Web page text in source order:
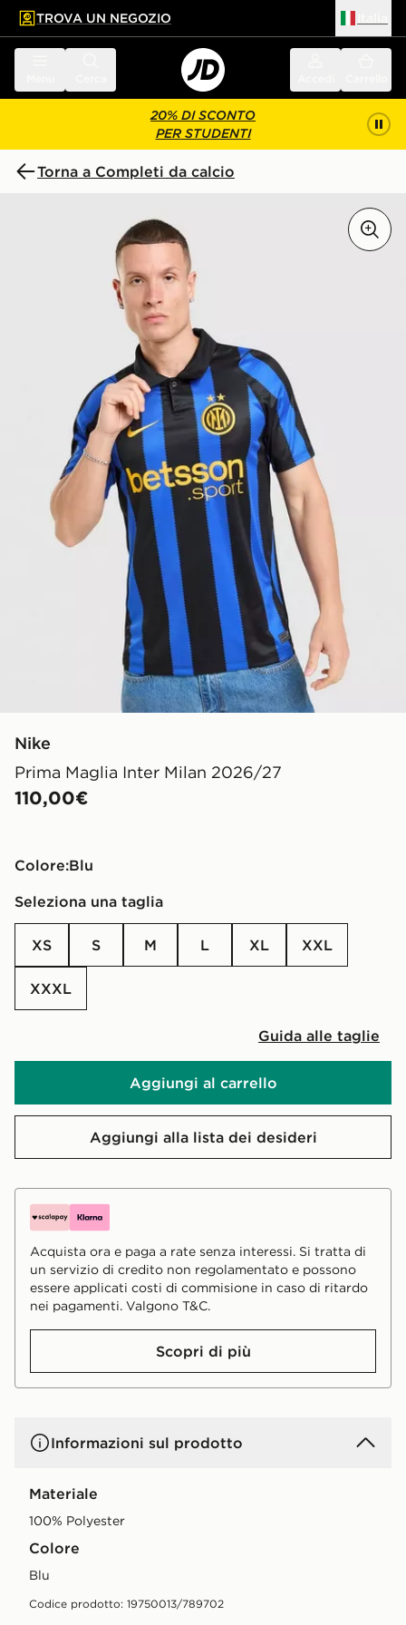
principale
a fondo pagina
TROVA UN NEGOZIO
20% DI SCONTO
PER STUDENTI
Torna a Completi da calcio
Nike
Prima Maglia Inter Milan 2026/27
110,00€
Colore:
blu
Seleziona una taglia
XS S M L XL XXL
XXXL
Guida alle taglie
Aggiungi al carrello
Aggiungi alla lista dei desideri
Acquista ora e paga a rate senza interessi. Si tratta di
un servizio di credito non regolamentato e possono
essere applicati costi di commisione in caso di ritardo
nei pagamenti. Valgono T&C.
Scopri di più
Informazioni sul prodotto
Materiale
100% Polyester
Colore
blu
Codice prodotto: 19750013/789702